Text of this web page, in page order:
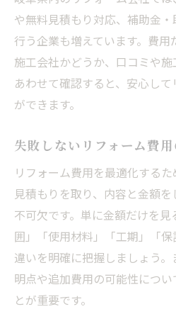
や無料見積もり対応、補助金
行う企業も増えています。費
施工会社かどうか、口コミや
あわせて確認すると、安心し
ができます。
失敗しないリフォーム費
リフォーム費用を最適化する
見積もりを取り、内容と金額
不可欠です。単に金額だけを
囲」「使用材料」「工期」「
違いを明確に把握しましょう
明点や追加費用の可能性につ
とが重要です。